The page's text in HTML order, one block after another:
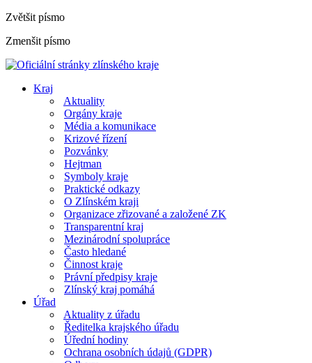
Zvětšit písmo
Zmenšit písmo
Kraj
Aktuality
Orgány kraje
Média a komunikace
Krizové řízení
Pozvánky
Hejtman
Symboly kraje
Praktické odkazy
O Zlínském kraji
Organizace zřizované a založené ZK
Transparentní kraj
Mezinárodní spolupráce
Často hledané
Činnost kraje
Právní předpisy kraje
Zlínský kraj pomáhá
Úřad
Aktuality z úřadu
Ředitelka krajského úřadu
Úřední hodiny
Ochrana osobních údajů (GDPR)